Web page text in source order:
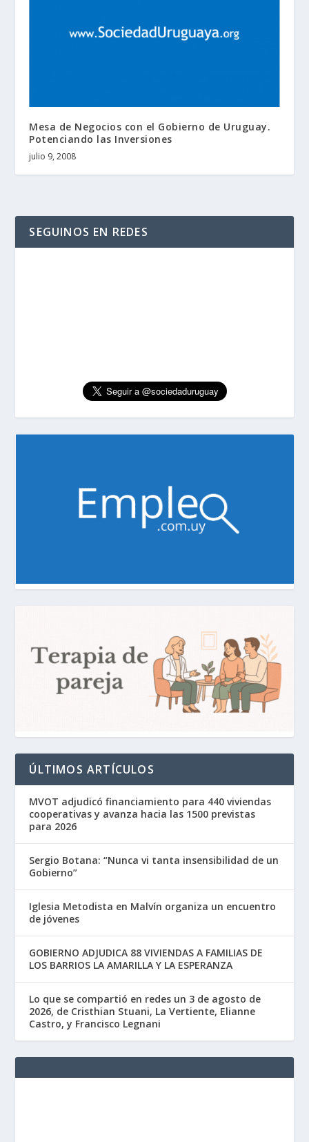
Mesa de Negocios con el Gobierno de Uruguay.
Potenciando las Inversiones
julio 9, 2008
SEGUINOS EN REDES
ÚLTIMOS ARTÍCULOS
MVOT adjudicó financiamiento para 440 viviendas
cooperativas y avanza hacia las 1500 previstas
para 2026
Sergio Botana: “Nunca vi tanta insensibilidad de un
Gobierno”
Iglesia Metodista en Malvín organiza un encuentro
de jóvenes
GOBIERNO ADJUDICA 88 VIVIENDAS A FAMILIAS DE
LOS BARRIOS LA AMARILLA Y LA ESPERANZA
Lo que se compartió en redes un 3 de agosto de
2026, de Cristhian Stuani, La Vertiente, Elianne
Castro, y Francisco Legnani